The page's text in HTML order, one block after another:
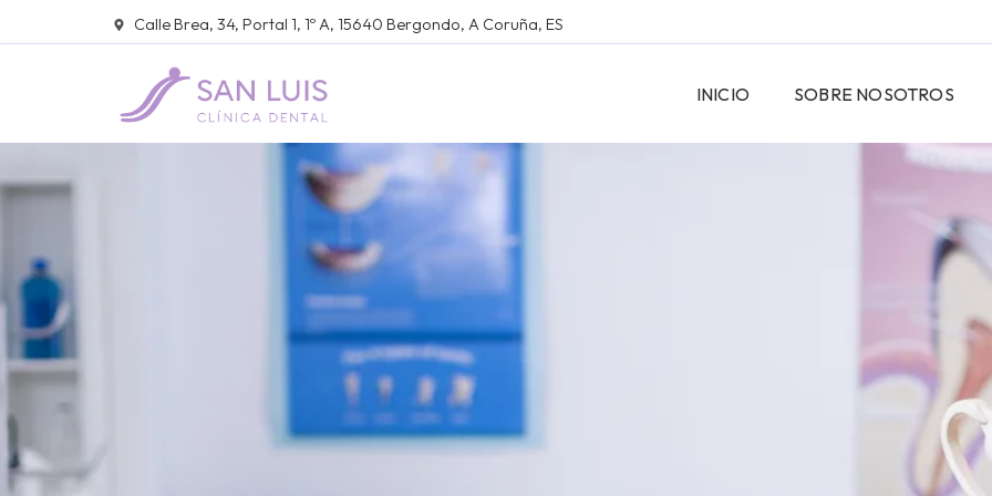
Calle Brea, 34, Portal 1, 1º A, 15640 Bergondo, A Coruña, ES
INICIO SOBRE NOSOTROS